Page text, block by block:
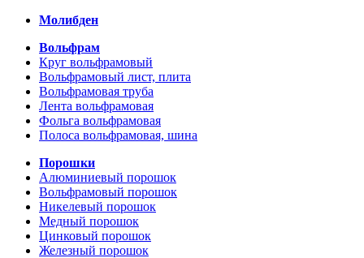
Молибден
Вольфрам
Круг вольфрамовый
Вольфрамовый лист, плита
Вольфрамовая труба
Лента вольфрамовая
Фольга вольфрамовая
Полоса вольфрамовая, шина
Порошки
Алюминиевый порошок
Вольфрамовый порошок
Никелевый порошок
Медный порошок
Цинковый порошок
Железный порошок